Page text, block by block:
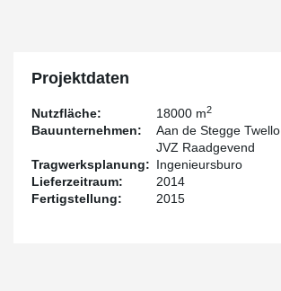
Projektdaten
Nutzfläche: 18000 m2
Bauunternehmen: Aan de Stegge Twello
Tragwerksplanung:
JVZ Raadgevend
Ingenieursburo
Lieferzeitraum:
2014
Fertigstellung:
2015